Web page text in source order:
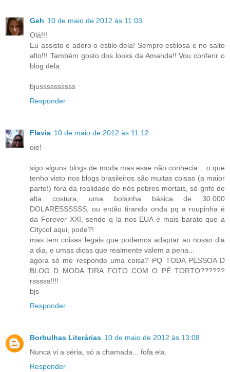
Geh 10 de maio de 2012 às 11:03
Olá!!!
Eu assisto e adoro o estilo dela! Sempre estilosa e no salto
alto!!! Também gosto dos looks da Amanda!! Vou conferir o
blog dela.
bjussssssssss
Responder
Flavia 10 de maio de 2012 às 11:12
oie!
sigo alguns blogs de moda mas esse não conhecia... o que
tenho visto nos blogs brasileiros são muitas coisas (a maior
parte!) fora da realidade de nós pobres mortais, só grife de
alta costura, uma bolsinha básica de 30.000
DOLARESSSSSS, ou então tirando onda pq a roupinha é
da Forever XXI, sendo q la nos EUA é mais barato que a
Citycol aqui, pode?!
mas tem coisas legais que podemos adaptar ao nosso dia
a dia, e umas dicas que realmente valem a pena...
agora só me responde uma coisa? PQ TODA PESSOA D
BLOG D MODA TIRA FOTO COM O PÉ TORTO??????
rsssss!!!!
bjs
Responder
Borbulhas Literárias 10 de maio de 2012 às 13:08
Nunca vi a séria, só a chamada... fofa ela.
Responder